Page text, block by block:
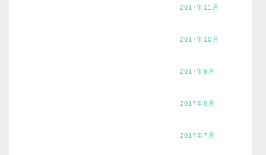
2017年11月
2017年10月
2017年9月
2017年8月
2017年7月